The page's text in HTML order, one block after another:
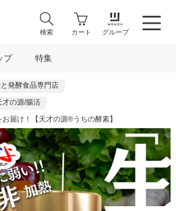
検索 カート グループ
プ 特集
発酵食品専門店
才の源/腸活
届け！【天才の源®︎うちの酵素】